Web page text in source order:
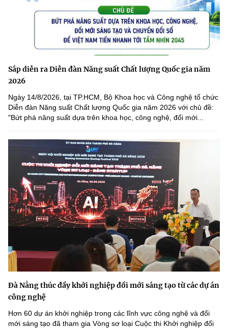
Sắp diễn ra Diễn đàn Năng suất Chất lượng Quốc gia năm
2026
Ngày 14/8/2026, tại TP.HCM, Bộ Khoa học và Công nghệ tổ chức
Diễn đàn Năng suất Chất lượng Quốc gia năm 2026 với chủ đề:
"Bứt phá năng suất dựa trên khoa học, công nghệ, đổi mới...
Đà Nẵng thúc đẩy khởi nghiệp đổi mới sáng tạo từ các dự án
công nghệ
Hơn 60 dự án khởi nghiệp trong các lĩnh vực công nghệ và đổi
mới sáng tạo đã tham gia Vòng sơ loại Cuộc thi Khởi nghiệp đổi